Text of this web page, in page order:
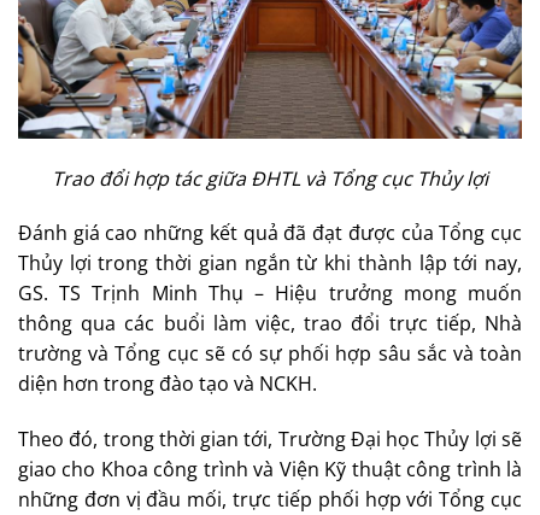
Trao đổi hợp tác giữa ĐHTL và Tổng cục Thủy lợi
Đánh giá cao những kết quả đã đạt được của Tổng cục
Thủy lợi trong thời gian ngắn từ khi thành lập tới nay,
GS. TS Trịnh Minh Thụ – Hiệu trưởng mong muốn
thông qua các buổi làm việc, trao đổi trực tiếp, Nhà
trường và Tổng cục sẽ có sự phối hợp sâu sắc và toàn
diện hơn trong đào tạo và NCKH.
Theo đó, trong thời gian tới, Trường Đại học Thủy lợi sẽ
giao cho Khoa công trình và Viện Kỹ thuật công trình là
những đơn vị đầu mối, trực tiếp phối hợp với Tổng cục